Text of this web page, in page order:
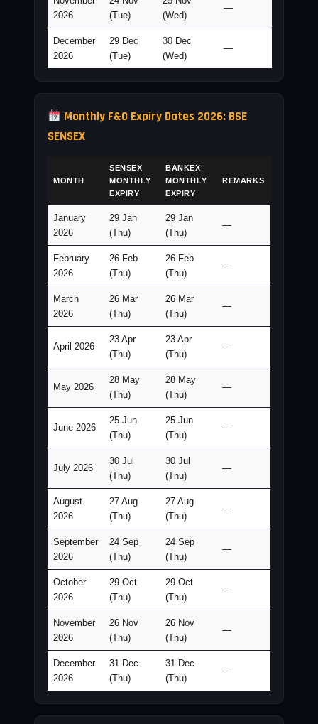
2026
(Tue)
(Wed)
—
December
2026
29 Dec
(Tue)
30 Dec
(Wed)
—
Monthly F&O Expiry Dates 2026: BSE
SENSEX
MONTH
SENSEX
MONTHLY
EXPIRY
BANKEX
MONTHLY
EXPIRY
REMARKS
January
2026
29 Jan
(Thu)
29 Jan
(Thu)
—
February
2026
26 Feb
(Thu)
26 Feb
(Thu)
—
March
2026
26 Mar
(Thu)
26 Mar
(Thu)
—
April 2026
23 Apr
(Thu)
23 Apr
(Thu)
—
May 2026
28 May
(Thu)
28 May
(Thu)
—
June 2026
25 Jun
(Thu)
25 Jun
(Thu)
—
July 2026
30 Jul
(Thu)
30 Jul
(Thu)
—
August
2026
27 Aug
(Thu)
27 Aug
(Thu)
—
September
2026
24 Sep
(Thu)
24 Sep
(Thu)
—
October
2026
29 Oct
(Thu)
29 Oct
(Thu)
—
November
2026
26 Nov
(Thu)
26 Nov
(Thu)
—
December
2026
31 Dec
(Thu)
31 Dec
(Thu)
—